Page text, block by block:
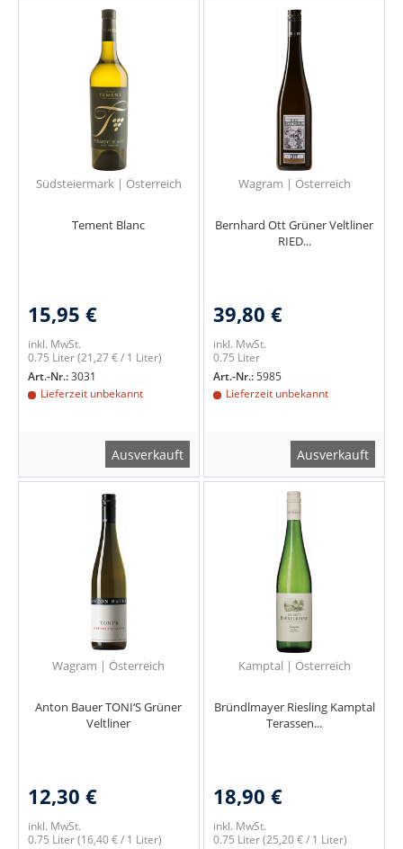
Südsteiermark | Österreich
Tement Blanc
15,95 €
inkl. MwSt.
0.75 Liter(21,27 € / 1 Liter)
Art.-Nr.:3031
Lieferzeit unbekannt
Ausverkauft
Wagram | Österreich
Bernhard Ott Grüner Veltliner
RIED...
39,80 €
inkl. MwSt.
0.75 Liter
Art.-Nr.:5985
Lieferzeit unbekannt
Ausverkauft
Wagram | Österreich
Anton Bauer TONI‘S Grüner
Veltliner
12,30 €
inkl. MwSt.
0.75 Liter(16,40 € / 1 Liter)
Kamptal | Österreich
Bründlmayer Riesling Kamptal
Terassen...
18,90 €
inkl. MwSt.
0.75 Liter(25,20 € / 1 Liter)